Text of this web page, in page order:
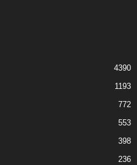
4390
1193
772
553
398
236